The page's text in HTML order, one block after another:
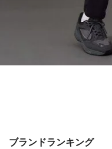
ブランドランキング